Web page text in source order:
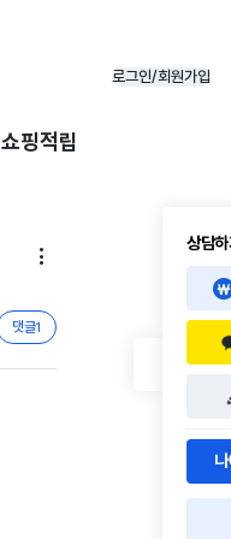
로그인/회원가입
쇼핑적립

댓글1
상담